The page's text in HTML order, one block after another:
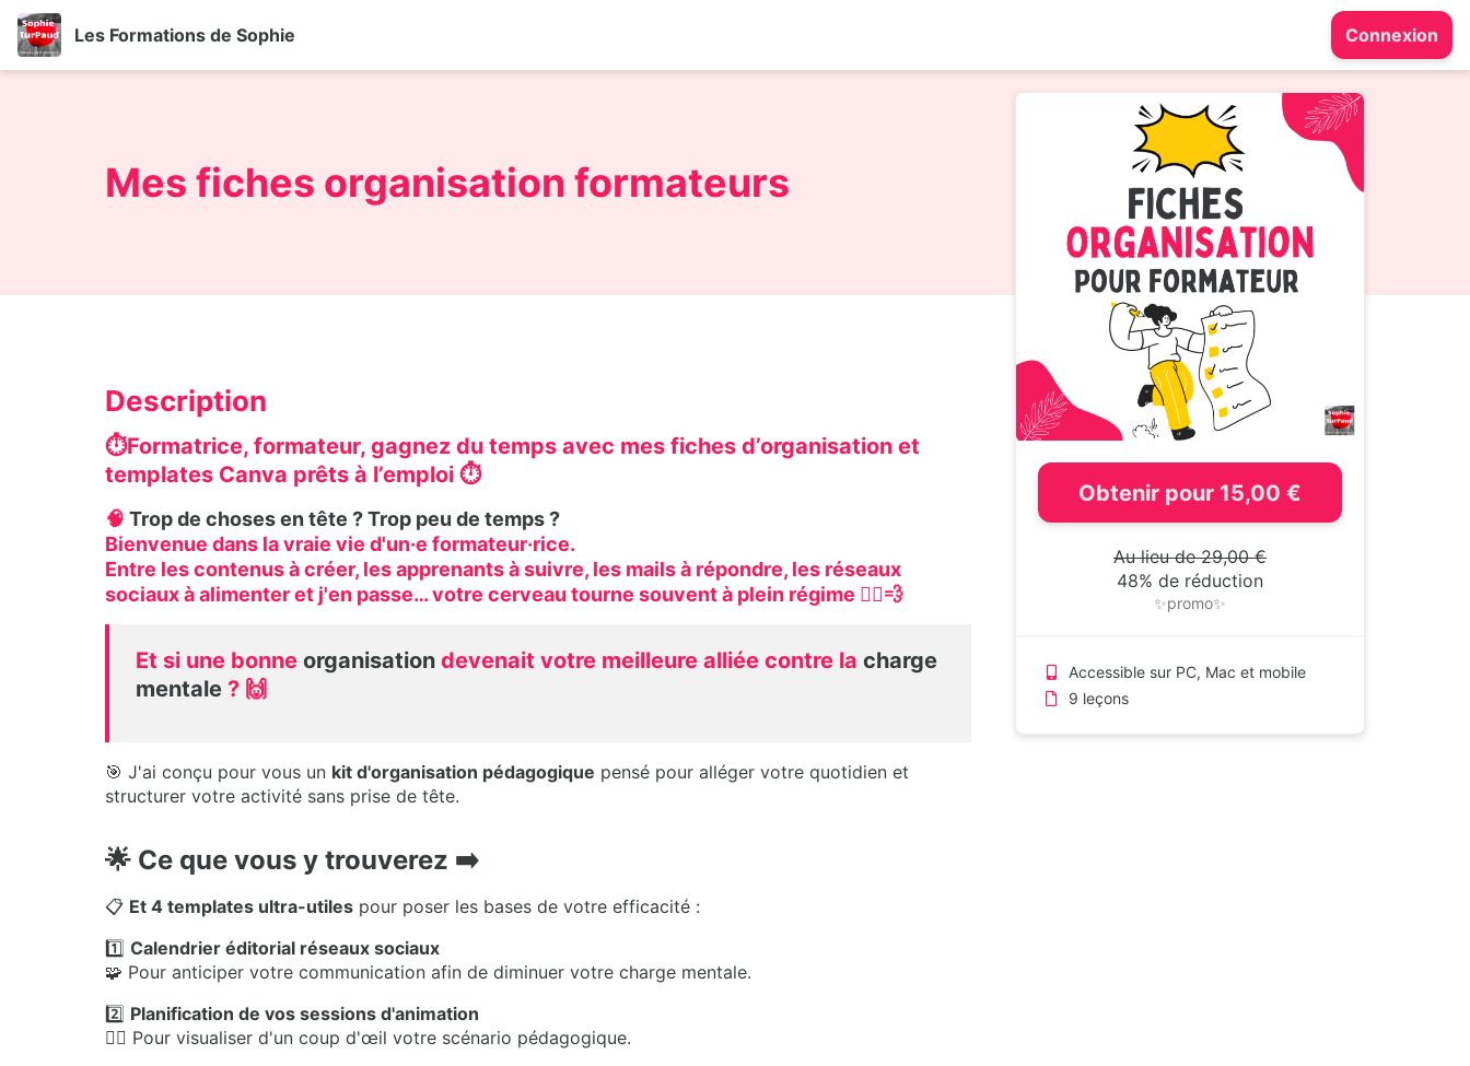
Les Formations de Sophie Connexion
Mes fiches organisation formateurs
Obtenir pour 15,00 €
Au lieu de 29,00 €
48% de réduction
✨promo✨
Accessible sur PC, Mac et mobile
9 leçons
Description
⏱️Formatrice, formateur, gagnez du temps avec mes fiches d’organisation et
templates Canva prêts à l’emploi ⏱️
🧠 Trop de choses en tête ? Trop peu de temps ?
Bienvenue dans la vraie vie d'un·e formateur·rice.
Entre les contenus à créer, les apprenants à suivre, les mails à répondre, les réseaux
sociaux à alimenter et j'en passe… votre cerveau tourne souvent à plein régime 🚴‍♀️💨
Et si une bonne organisation devenait votre meilleure alliée contre la charge
mentale ? 🙌
🎯 J'ai conçu pour vous un kit d'organisation pédagogique pensé pour alléger votre quotidien et
structurer votre activité sans prise de tête.
🌟 Ce que vous y trouverez ➡️
📋 Et 4 templates ultra-utiles pour poser les bases de votre efficacité :
1️⃣ Calendrier éditorial réseaux sociaux
🧩 Pour anticiper votre communication afin de diminuer votre charge mentale.
2️⃣ Planification de vos sessions d'animation
🧘‍♀️ Pour visualiser d'un coup d'œil votre scénario pédagogique.